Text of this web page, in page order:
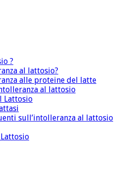
?
al lattosio?
alle proteine del latte
al lattosio
Lattosio
sull’intolleranza al lattosio